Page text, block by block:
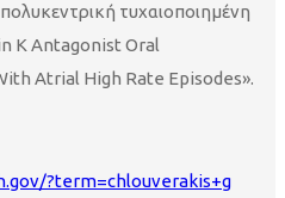
τυχαιοποιημένη
K Antagonist Oral
Atrial High Rate Episodes».
?term=chlouverakis+g